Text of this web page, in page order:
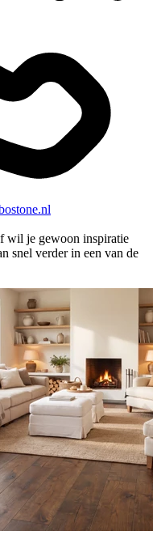
wil je gewoon inspiratie
snel verder in een van de